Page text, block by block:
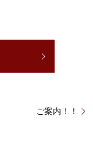
ご案内！！